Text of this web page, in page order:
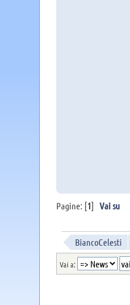
Pagine: [1]Vai su
BiancoCelesti
Vai a: